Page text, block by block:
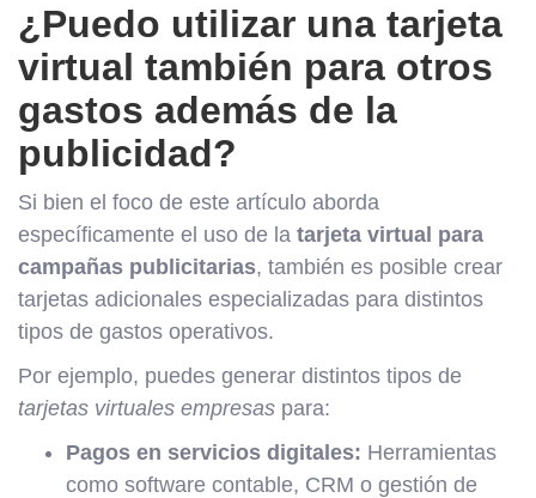
¿Puedo utilizar una tarjeta
virtual también para otros
gastos además de la
publicidad?
Si bien el foco de este artículo aborda
específicamente el uso de la tarjeta virtual para
campañas publicitarias, también es posible crear
tarjetas adicionales especializadas para distintos
tipos de gastos operativos.
Por ejemplo, puedes generar distintos tipos de
tarjetas virtuales empresas para:
Pagos en servicios digitales: Herramientas
como software contable, CRM o gestión de